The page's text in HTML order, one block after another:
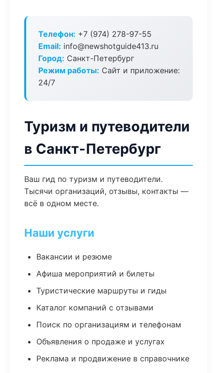
Телефон: +7 (974) 278-97-55
Email: info@newshotguide413.ru
Город: Санкт-Петербург
Режим работы: Сайт и приложение:
24/7
Туризм и путеводители
в Санкт-Петербург
Ваш гид по туризм и путеводители.
Тысячи организаций, отзывы, контакты —
всё в одном месте.
Наши услуги
Вакансии и резюме
Афиша мероприятий и билеты
Туристические маршруты и гиды
Каталог компаний с отзывами
Поиск по организациям и телефонам
Объявления о продаже и услугах
Реклама и продвижение в справочнике